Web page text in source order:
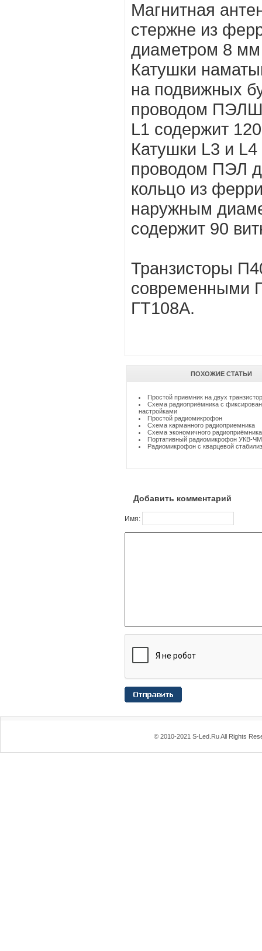
Магнитная
стержне из
диаметром 8
Катушки
на подвижных
проводом
L1 содержит
Катушки L3 и
проводом ПЭЛ
кольцо из
наружным
содержит 90
Транзисторы
современными
ГТ108А.
ПОХОЖИЕ СТАТЬИ
Простой приемник на двух
Схема радиоприёмника с
настройками
Простой радиомикрофон
Схема карманного радиоприемника
Схема экономичного радиоприёмника
Портативный радиомикрофон УКВ-ЧМ
Радиомикрофон с кварцевой
Добавить комментарий
Имя:
© 2010-2021 S-Led.Ru All Rights